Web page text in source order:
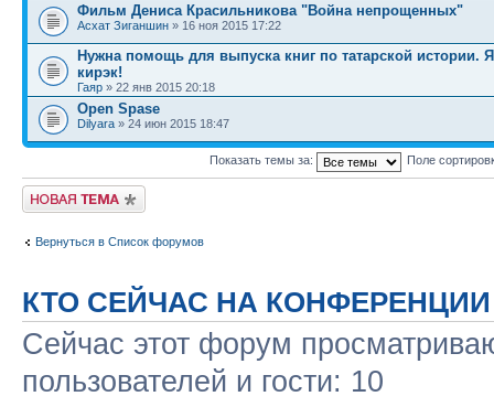
Фильм Дениса Красильникова "Война непрощенных"
Асхат Зиганшин » 16 ноя 2015 17:22
Нужна помощь для выпуска книг по татарской истории.
кирэк!
Гаяр » 22 янв 2015 20:18
Open Spase
Dilyara » 24 июн 2015 18:47
Показать темы за: Поле
Новая тема
Вернуться в Список форумов
КТО СЕЙЧАС НА КОНФЕРЕНЦИИ
Сейчас этот форум
пользователей и гости: 10